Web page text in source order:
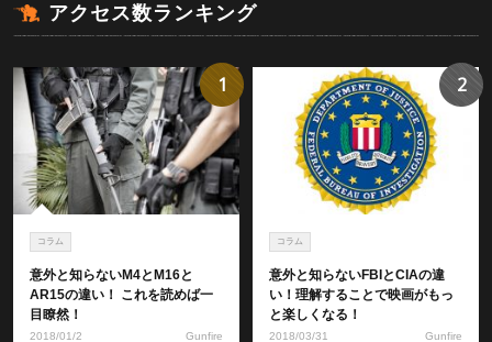
アクセス数ランキング
コラム
意外と知らないM4とM16と
AR15の違い！ これを読めば一
目瞭然！
2018/01/2 Gunfire
1
コラム
意外と知らないFBIとCIAの違
い！理解することで映画がもっ
と楽しくなる！
2018/03/31 Gunfire
2